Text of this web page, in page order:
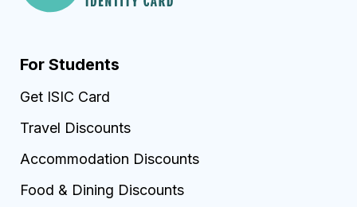
For Students
Get ISIC Card
Travel Discounts
Accommodation Discounts
Food & Dining Discounts